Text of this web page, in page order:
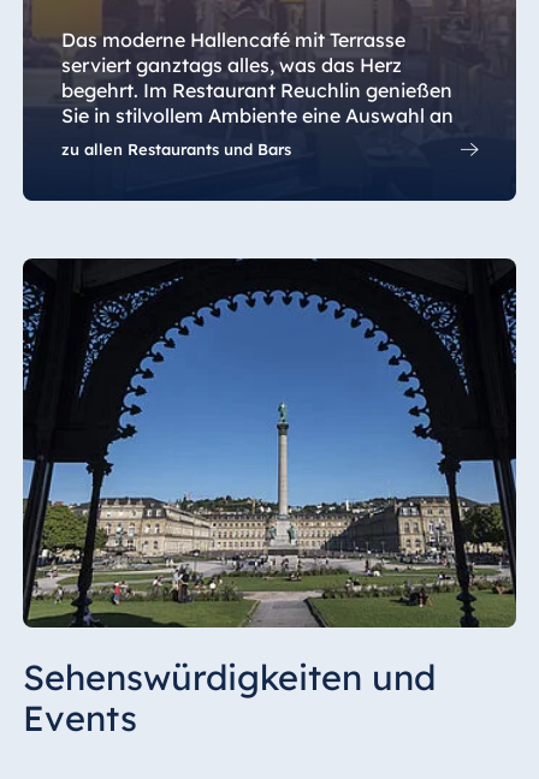
Das moderne Hallencafé mit Terrasse
serviert ganztags alles, was das Herz
begehrt. Im Restaurant Reuchlin genießen
Sie in stilvollem Ambiente eine Auswahl an
regionalen und internationalen Spezialitäten
zu allen Restaurants und Bars
Sehenswürdigkeiten und
Events